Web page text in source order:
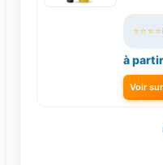
⭐⭐⭐⭐
à
Voir